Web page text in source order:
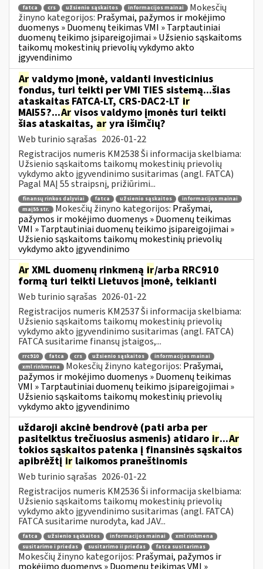
fatca crs užsienio sąskaitos informacijos mainai
Mokesčių
žinyno kategorijos: Prašymai, pažymos ir mokėjimo
duomenys » Duomenų teikimas VMI » Tarptautiniai
duomenų teikimo įsipareigojimai » Užsienio sąskaitoms
taikomų mokestinių prievolių vykdymo akto
įgyvendinimo
Ar valdymo įmonė, valdanti investicinius
fondus, turi teikti per VMI TIES sistemą...šias
ataskaitas FATCA-LT, CRS-DAC2-LT ir
MAI55?...Ar visos valdymo įmonės turi teikti
šias ataskaitas, ar yra išimčių?
Web turinio sąrašas 2026-01-22
Registracijos numeris KM2538 Ši informacija skelbiama:
Užsienio sąskaitoms taikomų mokestinių prievolių
vykdymo akto įgyvendinimo susitarimas (angl. FATCA)
Pagal MAĮ 55 straipsnį, prižiūrimi...
finansų rinkos dalyviai fatca užsienio sąskaitos
informacijos mainai
maį55 str.
Mokesčių žinyno kategorijos: Prašymai,
pažymos ir mokėjimo duomenys » Duomenų teikimas
VMI » Tarptautiniai duomenų teikimo įsipareigojimai »
Užsienio sąskaitoms taikomų mokestinių prievolių
vykdymo akto įgyvendinimo
Ar XML duomenų rinkmeną ir/arba RRC910
formą turi teikti Lietuvos įmonė, teikianti
Web turinio sąrašas 2026-01-22
Registracijos numeris KM2537 Ši informacija skelbiama:
Užsienio sąskaitoms taikomų mokestinių prievolių
vykdymo akto įgyvendinimo susitarimas (angl. FATCA)
FATCA susitarime finansų įstaigos,...
rrc910 fatca crs užsienio sąskaitos
informacijos mainai
xml rinkmena
Mokesčių žinyno kategorijos: Prašymai,
pažymos ir mokėjimo duomenys » Duomenų teikimas
VMI » Tarptautiniai duomenų teikimo įsipareigojimai »
Užsienio sąskaitoms taikomų mokestinių prievolių
vykdymo akto įgyvendinimo
uždaroji akcinė bendrovė (pati arba per
pasitelktus trečiuosius asmenis) atidaro ir...Ar
tokios sąskaitos patenka į finansinės sąskaitos
apibrėžtį ir laikomos praneštinomis
Web turinio sąrašas 2026-01-22
Registracijos numeris KM2536 Ši informacija skelbiama:
Užsienio sąskaitoms taikomų mokestinių prievolių
vykdymo akto įgyvendinimo susitarimas (angl. FATCA)
FATCA susitarime nurodyta, kad JAV...
fatca užsienio sąskaitos informacijos mainai
xml rinkmena
susitarimo i priedas
susitarimo ii priedas fatca susitarimas
Mokesčių žinyno kategorijos: Prašymai, pažymos ir